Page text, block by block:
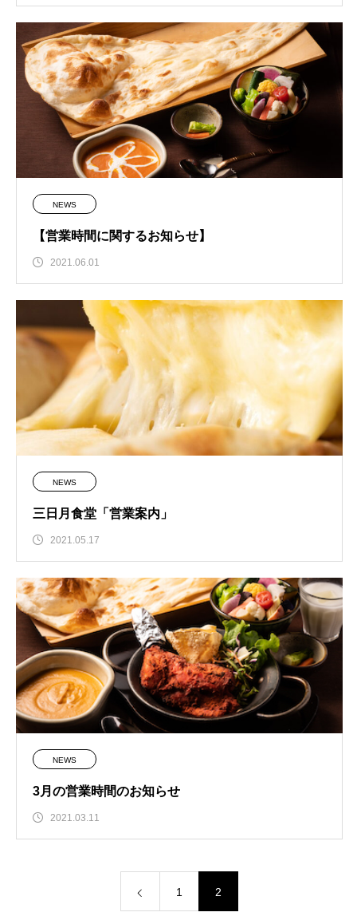
NEWS
【営業時間に関するお知らせ】
2021.06.01
NEWS
三日月食堂「営業案内」
2021.05.17
NEWS
3月の営業時間のお知らせ
2021.03.11
1 2